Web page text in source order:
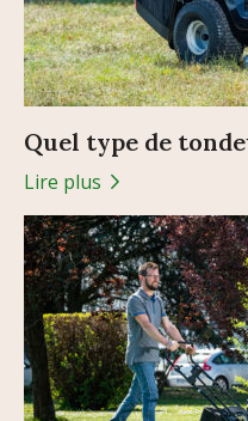
Quel type de
Lire plus